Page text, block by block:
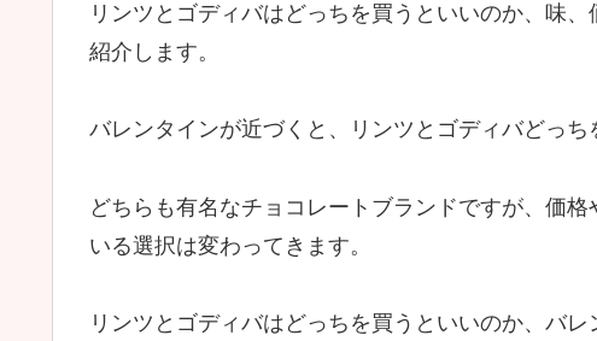
リンツとゴディバはどっちを買うといいのか、味
紹介します。
バレンタインが近づくと、リンツとゴディバどっち
どちらも有名なチョコレートブランドですが、価
いる選択は変わってきます。
リンツとゴディバはどっちを買うといいのか、バ